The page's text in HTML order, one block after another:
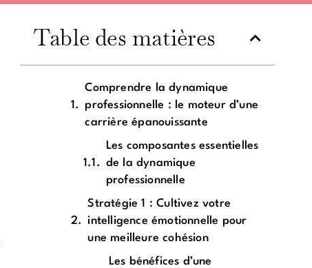
Table des matières
Comprendre la dynamique
professionnelle : le moteur d’une
carrière épanouissante
Les composantes essentielles
de la dynamique
professionnelle
Stratégie 1 : Cultivez votre
intelligence émotionnelle pour
une meilleure cohésion
Les bénéfices d’une